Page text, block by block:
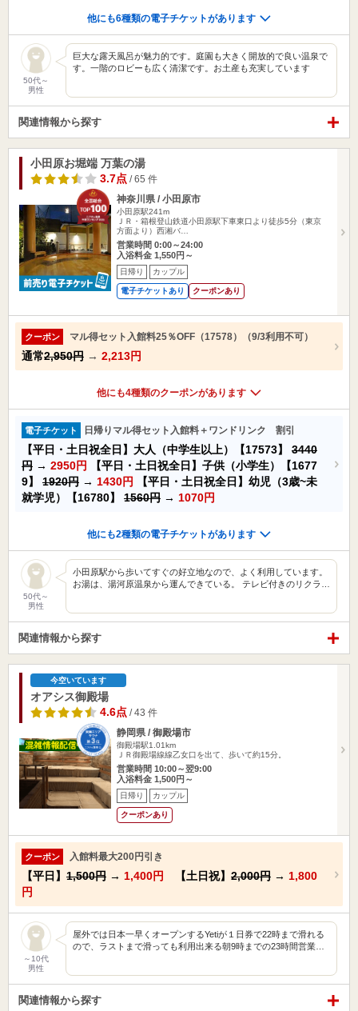
他にも6種類の電子チケットがあります
50代～
男性
巨大な露天風呂が魅力的です。庭園も大きく開放的で良い温泉で
す。一階のロビーも広く清潔です。お土産も充実しています
関連情報から探す
小田原お堀端 万葉の湯
3.7点 / 65 件
神奈川県 / 小田原市
小田原駅241m
ＪＲ・箱根登山鉄道小田原駅下車東口より徒歩5分（東京
方面より）西湘バ…
営業時間 0:00～24:00
入浴料金 1,550円～
日帰り カップル
電子チケットあり クーポンあり
クーポン マル得セット入館料25％OFF（17578）（9/3利用不可）
通常2,950円 → 2,213円
他にも4種類のクーポンがあります
電子チケット 日帰りマル得セット入館料＋ワンドリンク 割引
【平日・土日祝全日】大人（中学生以上）【17573】 3440
円 → 2950円
【平日・土日祝全日】子供（小学生）【1677
9】 1920円 → 1430円
【平日・土日祝全日】幼児（3歳~未
就学児）【16780】 1560円 → 1070円
他にも2種類の電子チケットがあります
50代～
男性
小田原駅から歩いてすぐの好立地なので、よく利用しています。
お湯は、湯河原温泉から運んできている。 テレビ付きのリクラ…
関連情報から探す
今空いています
オアシス御殿場
4.6点 / 43 件
静岡県 / 御殿場市
御殿場駅1.01km
ＪＲ御殿場線線乙女口を出て、歩いて約15分。
営業時間 10:00～翌9:00
入浴料金 1,500円～
日帰り カップル
クーポンあり
クーポン 入館料最大200円引き
【平日】 1,500円 → 1,400円 【土日祝】 2,000円 → 1,800
円
～10代
男性
屋外では日本一早くオープンするYetiが１日券で22時まで滑れる
ので、ラストまで滑っても利用出来る朝9時までの23時間営業…
関連情報から探す